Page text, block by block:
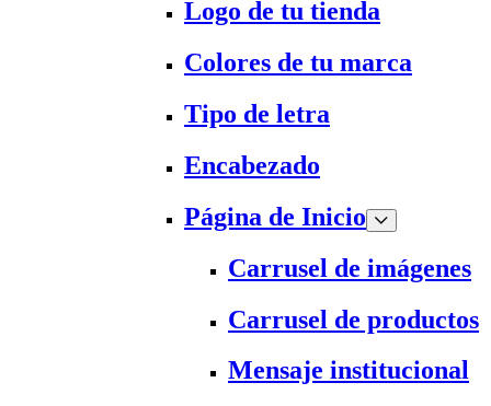
Logo de tu tienda
Colores de tu marca
Tipo de letra
Encabezado
Página de Inicio
Carrusel de imágenes
Carrusel de productos
Mensaje institucional